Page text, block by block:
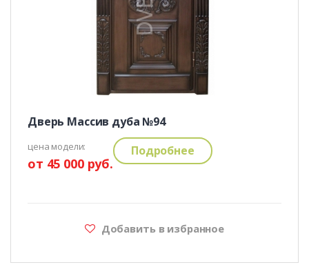
Дверь Массив дуба №94
цена модели:
от 45 000 руб.
Подробнее
Добавить в избранное